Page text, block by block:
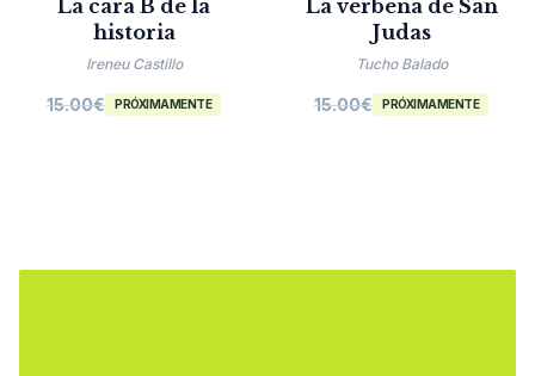
La cara B de la
historia
Ireneu Castillo
15.00€ PRÓXIMAMENTE
La verbena de San
Judas
Tucho Balado
15.00€ PRÓXIMAMENTE